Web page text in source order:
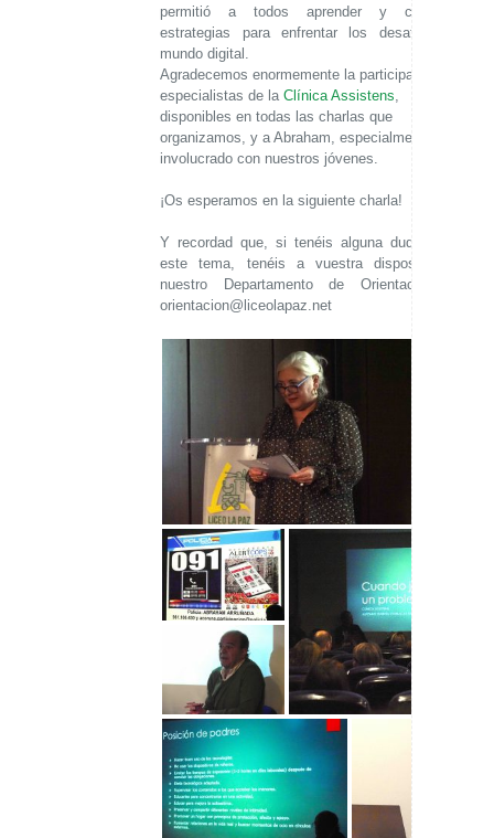
permitió a todos aprender y compartir
estrategias para enfrentar los desafíos del
mundo digital.
Agradecemos enormemente la participación de
especialistas de laClínica Assistens
disponibles en todas las charlas que
organizamos, y a Abraham, especialmente
involucrado con nuestros jóvenes.
¡Os esperamos en la siguiente charla!
Y recordad que, si tenéis alguna duda sobre
este tema, tenéis a vuestra disposición a
nuestro Departamento de Orientación en
orientacion@liceolapaz.net